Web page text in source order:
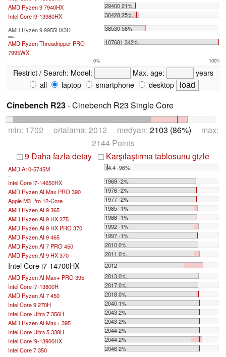
AMD Ryzen 9 7940HX
29400 21%
Intel Core i9-13980HX
30428 25%
...
AMD Ryzen 9 9955HX3D 38530 58%
max:
AMD Ryzen Threadripper PRO
7995WX
107681 342%
0% 100%
Restrict / Search: Model: Max. age:
years
all
laptop smartphone desktop
Cinebench R23- Cinebench R23 Single Core
min: 1702 ortalama: 2012 medyan: 2103 (86%) max:
2144 Points
+ 9 Daha fazla detay - Karşılaştırma tablosunu gizle
AMD A10-5745M 74.4 -96%
Intel Core i7-14650HX
1969 -2%
AMD Ryzen AI Max PRO 390
1976 -2%
Apple M3 Pro 12-Core
1977 -2%
AMD Ryzen AI 9 365
1985 -1%
AMD Ryzen AI 9 HX 375
1988 -1%
AMD Ryzen AI 9 HX PRO 370
1992 -1%
AMD Ryzen AI 9 465
1997 -1%
AMD Ryzen AI 7 PRO 450
2010 0%
AMD Ryzen AI 9 HX 370
2011 0%
Intel Core i7-14700HX
2012
AMD Ryzen AI Max+ PRO 395
2013 0%
Intel Core i7-13800H
2017 0%
AMD Ryzen AI 7 450
2018 0%
Intel Core 9 270H
2040 1%
Intel Core Ultra 7 356H
2043 2%
AMD Ryzen AI Max+ 395
2043 2%
Intel Core Ultra 5 338H
2044 2%
Intel Core i9-13900HX
2044 2%
Intel Core 7 350
2046 2%